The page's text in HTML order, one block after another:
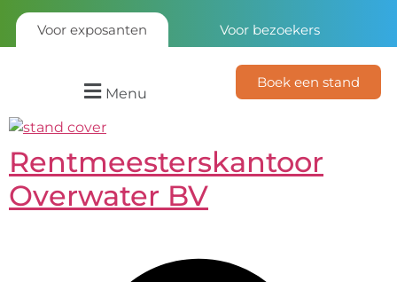
Voor exposanten Voor bezoekers
Menu
Boek een stand
Rentmeesterskantoor
Overwater BV